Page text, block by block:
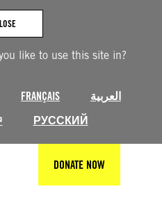
like to use this site in?
FRANÇAIS
العربية
РУССКИЙ
DONATE NOW